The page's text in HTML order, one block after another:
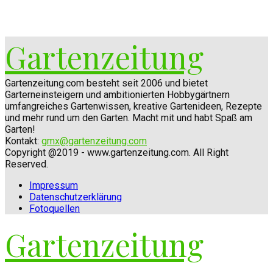
Gartenzeitung
Gartenzeitung.com besteht seit 2006 und bietet
Garterneinsteigern und ambitionierten Hobbygärtnern
umfangreiches Gartenwissen, kreative Gartenideen, Rezepte
und mehr rund um den Garten. Macht mit und habt Spaß am
Garten!
Kontakt: gmx@gartenzeitung.com
Copyright @2019 - www.gartenzeitung.com. All Right
Reserved.
Impressum
Datenschutzerklärung
Fotoquellen
Gartenzeitung